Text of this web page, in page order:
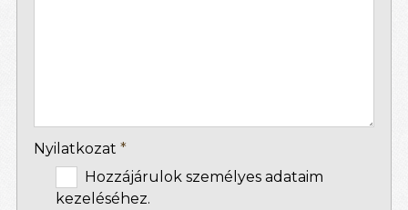
Nyilatkozat *
Hozzájárulok személyes adataim
kezeléséhez.